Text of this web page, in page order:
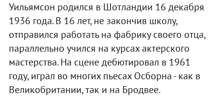
Уильямсон родился в Шотландии 16 декабря
1936 года. В 16 лет, не закончив школу,
отправился работать на фабрику своего отца,
параллельно учился на курсах актерского
мастерства. На сцене дебютировал в 1961
году, играл во многих пьесах Осборна - как в
Великобритании, так и на Бродвее.